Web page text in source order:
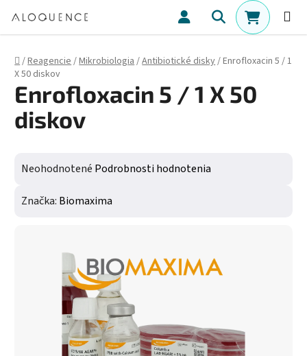
Hľadať
Domov
/Reagencie/Mikrobiologia/Antibiotické disky/Enrofloxacin 5 / 1
X 50 diskov
Enrofloxacin 5 / 1 X 50
diskov
Priemerné hodnotenie produktu je 0,0 z 5 hviezdičiek.
Neohodnotené Podrobnosti hodnotenia
Značka: Biomaxima